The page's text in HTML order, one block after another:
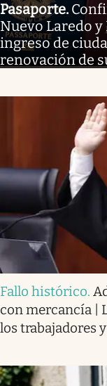
Pasaporte.
Nuevo Laredo
ingreso de
renovación de
Fallo histórico.
con mercancía |
los trabajadores